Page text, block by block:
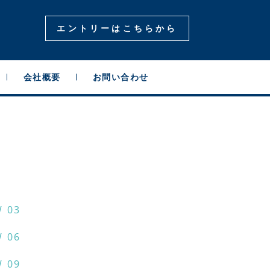
エントリーはこちらから
会社概要 お問い合わせ
03
06
09